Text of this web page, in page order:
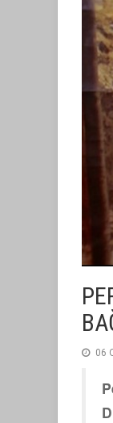
06